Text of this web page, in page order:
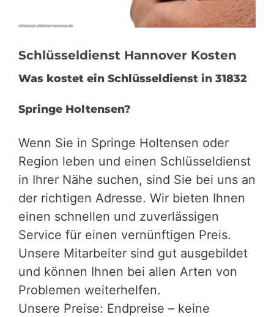
Schlüsseldienst Hannover Kosten
Was kostet ein Schlüsseldienst in 31832
Springe Holtensen?
Wenn Sie in Springe Holtensen oder
Region leben und einen Schlüsseldienst
in Ihrer Nähe suchen, sind Sie bei uns an
der richtigen Adresse. Wir bieten Ihnen
einen schnellen und zuverlässigen
Service für einen vernünftigen Preis.
Unsere Mitarbeiter sind gut ausgebildet
und können Ihnen bei allen Arten von
Problemen weiterhelfen.
Unsere Preise: Endpreise – keine